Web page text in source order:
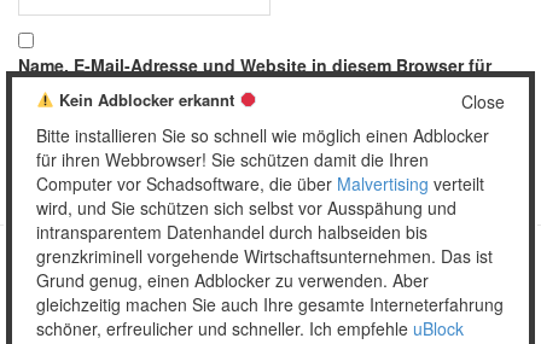
Name, E-Mail-Adresse und Website in diesem Browser für
meinen nächsten Kommentar speichern.
Copyright © 2026 Unser täglich Spam.
MobileWordPress Theme by themehall.com
Close
Kein Adblocker erkannt
Bitte installieren Sie so schnell wie möglich einen Adblocker
für ihren Webbrowser! Sie schützen damit die Ihren
Computer vor Schadsoftware, die über Malvertising verteilt
wird, und Sie schützen sich selbst vor Ausspähung und
intransparentem Datenhandel durch halbseiden bis
grenzkriminell vorgehende Wirtschaftsunternehmen. Das ist
Grund genug, einen Adblocker zu verwenden. Aber
gleichzeitig machen Sie auch Ihre gesamte Interneterfahrung
schöner, erfreulicher und schneller. Ich empfehle uBlock